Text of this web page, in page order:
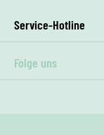
Folge uns
Service-Hotline